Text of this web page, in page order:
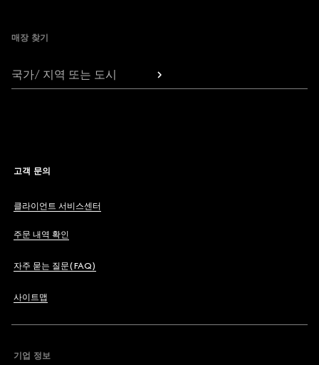
매장 찾기
국가/ 지역 또는 도시
고객 문의
클라이언트 서비스센터
주문 내역 확인
자주 묻는 질문(FAQ)
사이트맵
기업 정보